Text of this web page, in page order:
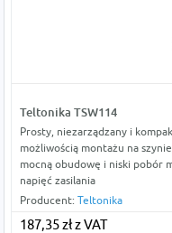
Teltonika TSW114
Prosty, niezarządzany i
możliwością montażu na
mocną obudowę i niski pobór
napięć zasilania
Producent: Teltonika
187,35 zł z VAT